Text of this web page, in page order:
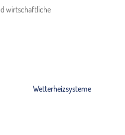
wirtschaftliche
Wetterheizsysteme